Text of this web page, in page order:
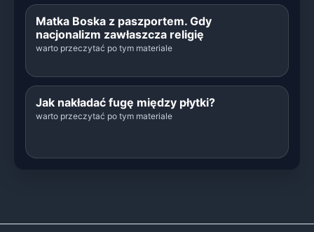
Matka Boska z paszportem. Gdy
nacjonalizm zawłaszcza religię
warto przeczytać po tym materiale
Jak nakładać fugę między płytki?
warto przeczytać po tym materiale